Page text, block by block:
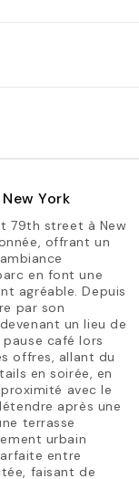
York
79th street à New
offrant un
en font une
agréable. Depuis
par son
un lieu de
café lors
offres, allant du
en soirée, en
avec le
après une
terrasse
urbain
entre
faisant de